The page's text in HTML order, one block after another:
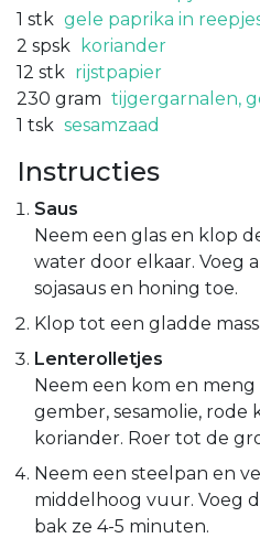
1 stk gele paprika in
2 spsk
koriander
12 stk rijstpapier
230 gram tijgergarnalen,
1 tsk sesamzaad
Instructies
Saus
Neem een glas en klop
water door elkaar. Voeg
sojasaus en honing toe.
Klop tot een gladde
Lenterolletjes
Neem een kom en meng
gember, sesamolie, rode
koriander. Roer tot de
Neem een steelpan en
middelhoog vuur. Voeg
bak ze 4-5 minuten.